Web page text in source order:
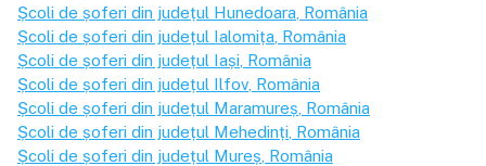
Școli de șoferi din județul Hunedoara , România
Școli de șoferi din județul Ialomița , România
Școli de șoferi din județul Iași , România
Școli de șoferi din județul Ilfov , România
Școli de șoferi din județul Maramureș , România
Școli de șoferi din județul Mehedinți , România
Școli de șoferi din județul Mureș , România